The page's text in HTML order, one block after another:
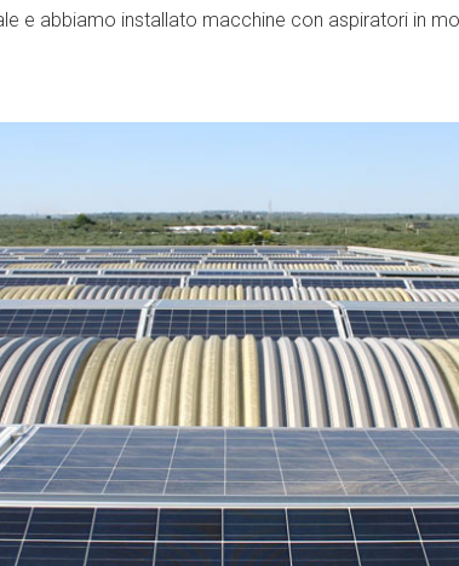
e abbiamo installato macchine con aspiratori in